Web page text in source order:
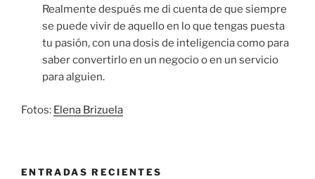
Realmente después me di cuenta de que siempre
se puede vivir de aquello en lo que tengas puesta
tu pasión, con una dosis de inteligencia como para
saber convertirlo en un negocio o en un servicio
para alguien.
Fotos: Elena Brizuela
ENTRADAS RECIENTES